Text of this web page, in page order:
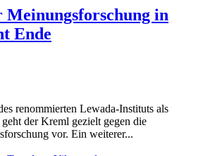
Meinungsforschung in
Ende
renommierten Lewada-Instituts als
der Kreml gezielt gegen die
vor. Ein weiterer...